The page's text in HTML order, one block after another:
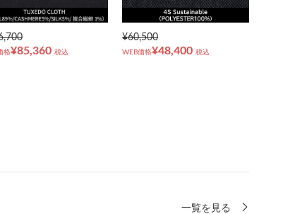
格¥85,360 税込
¥60,500
WEB価格¥48,400 税込
一覧を見る